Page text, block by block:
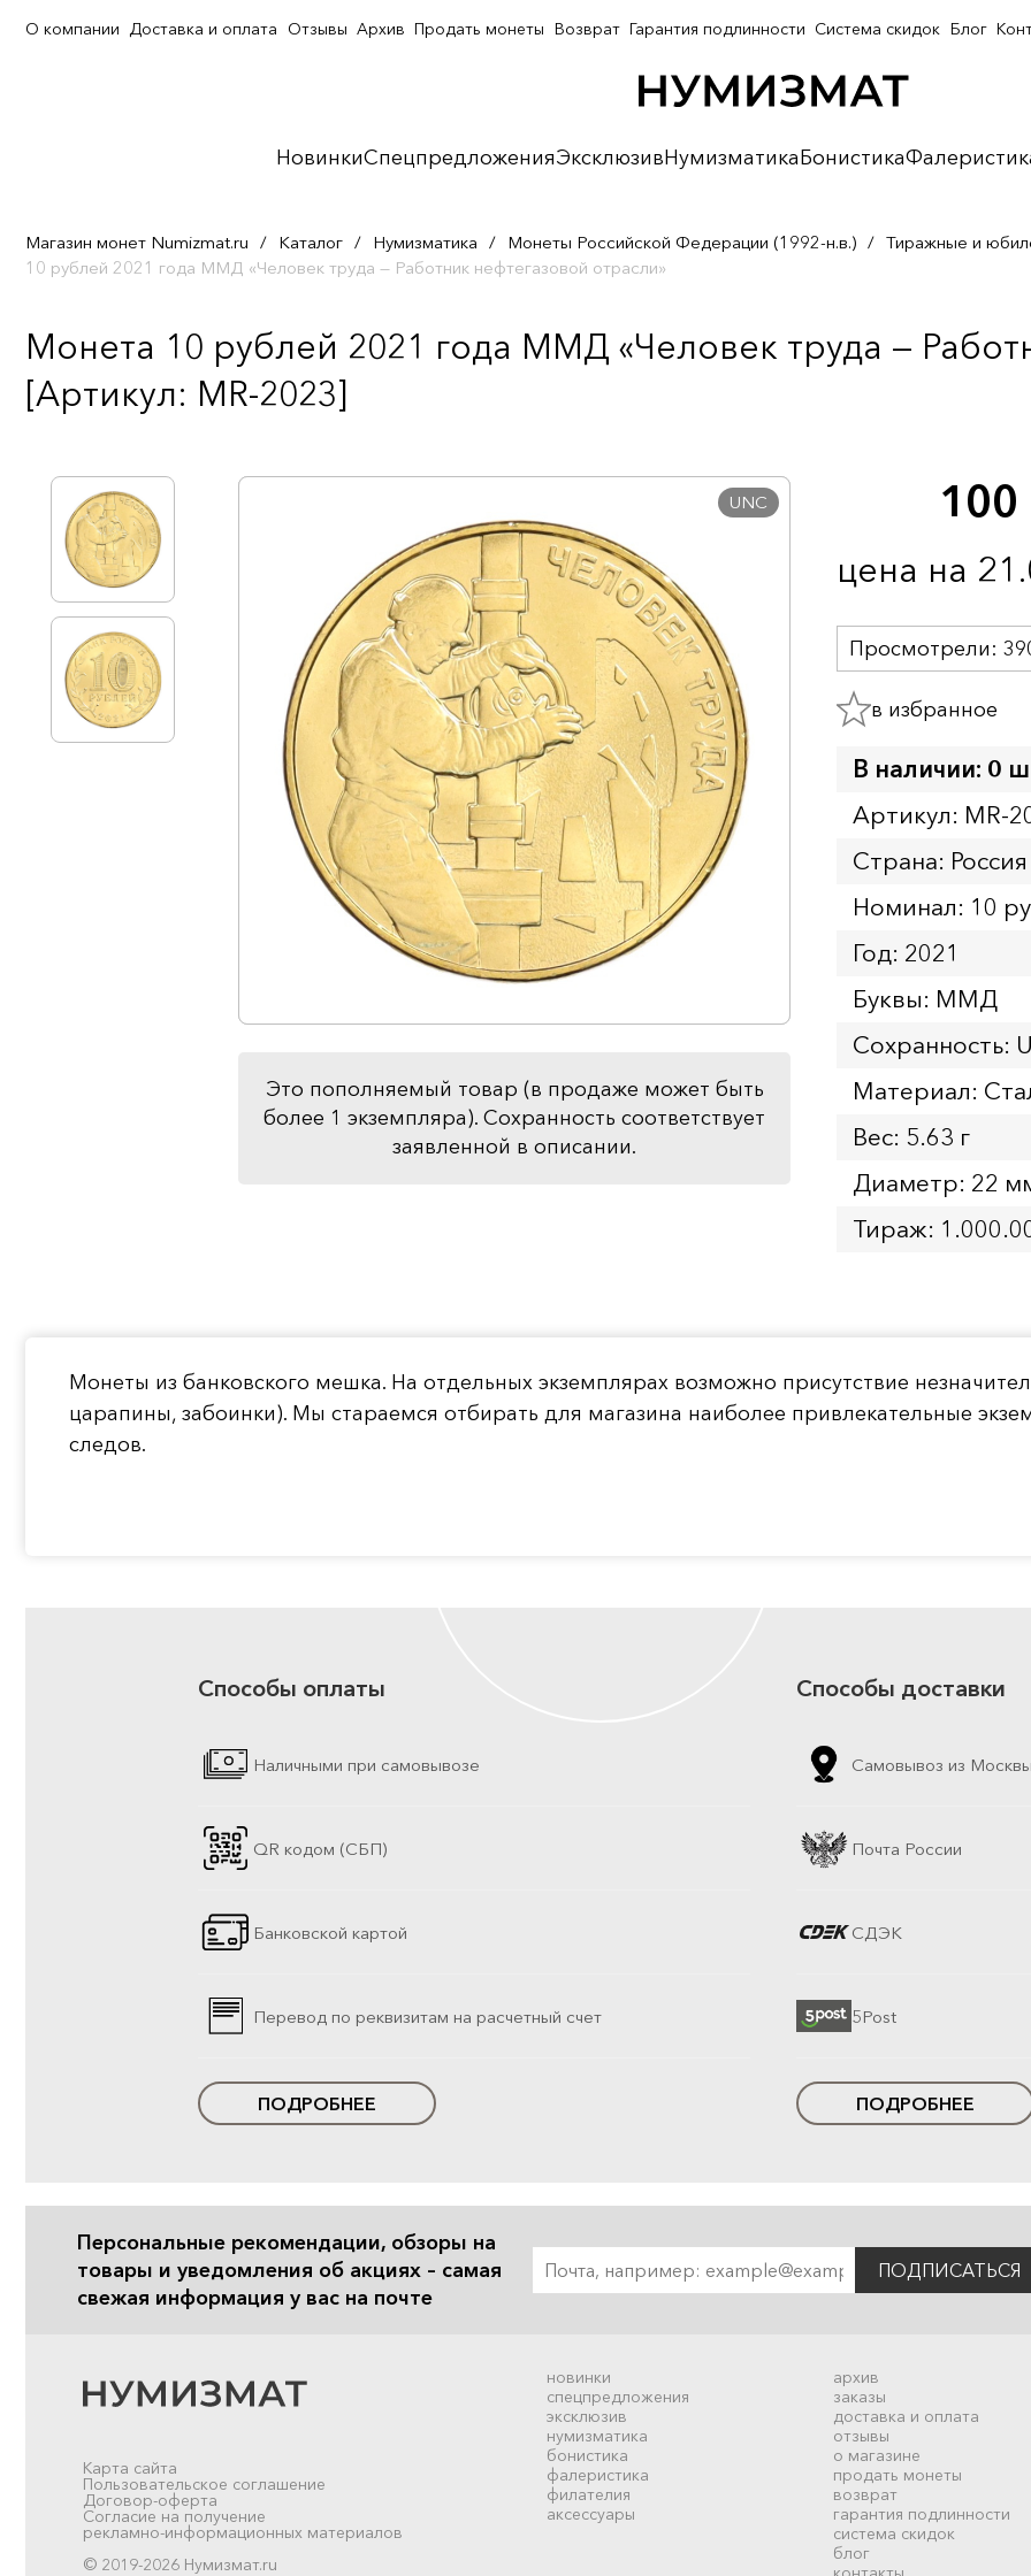
НовинкиСпецпредложенияЭксклюзивНумизматикаБонистика
О компании Доставка и оплата Отзывы Архив Продать монеты Возврат Гарантия подлинности Система скидок Блог
Магазин монет Numizmat.ru / Каталог / Нумизматика / Монеты Российской Федерации (1992-н.в.) / Тиражные и
10 рублей 2021 года ММД «Человек труда — Работник нефтегазовой отрасли»
Монета 10 рублей 2021 года ММД «Человек труда —
[Артикул: MR-2023]
UNC
Это пополняемый товар (в продаже может быть
более 1 экземпляра). Сохранность соответствует
заявленной в описании.
100
цена на
Просмотрели:
в избранное
В наличии: 0
Артикул: MR-
Страна: Россия
Номинал: 10
Год: 2021
Буквы: ММД
Сохранность:
Материал:
Вес: 5.63 г
Диаметр: 22
Тираж:
Монеты из банковского мешка. На отдельных экземплярах возможно присутствие
царапины, забоинки). Мы стараемся отбирать для магазина наиболее привлекательные
следов.
Способы оплаты
Наличными при самовывозе
QR кодом (СБП)
Банковской картой
Перевод по реквизитам на расчетный счет
ПОДРОБНЕЕ
Способы доставки
Самовывоз из
Почта России
СДЭК
5Post
ПОДРОБНЕЕ
Персональные рекомендации, обзоры на
товары и уведомления об акциях – самая
свежая информация у вас на почте
ПОДПИСАТЬСЯ
новинки
спецпредложения
эксклюзив
нумизматика
бонистика
фалеристика
филателия
аксессуары
архив
заказы
доставка и оплата
отзывы
о магазине
продать монеты
возврат
гарантия подлинности
система скидок
блог
Карта сайта
Пользовательское соглашение
Договор-оферта
Согласие на получение
рекламно-информационных материалов
© 2019-2026 Нумизмат.ru